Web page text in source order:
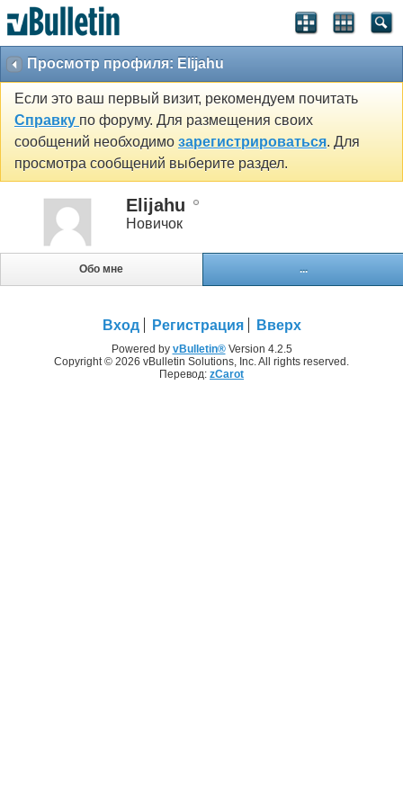
Просмотр профиля: Elijahu
Если это ваш первый визит, рекомендуем почитать
Справку по форуму. Для размещения своих
сообщений необходимо зарегистрироваться. Для
просмотра сообщений выберите раздел.
Elijahu
Новичок
Обо мне ...
Вход Регистрация Вверх
Powered by vBulletin®Version 4.2.5
Copyright © 2026 vBulletin Solutions, Inc. All rights reserved.
Перевод: zCarot